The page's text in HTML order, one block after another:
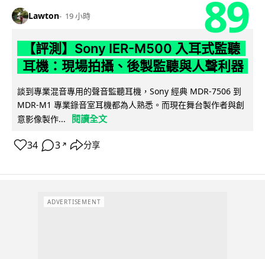
Lawton 19 小時 89
【評測】Sony IER-M500 入耳式監聽
耳機：現場拍攝、後製監聽與人聲利器
談到專業混音專用的聲音監聽耳機，Sony 經典 MDR-7506 到
MDR-M1 專業錄音室耳機都為人熟悉。而現在舞台製作者與創
意影像製作...
閱讀全文
34 3 ↗ 分享
ADVERTISEMENT